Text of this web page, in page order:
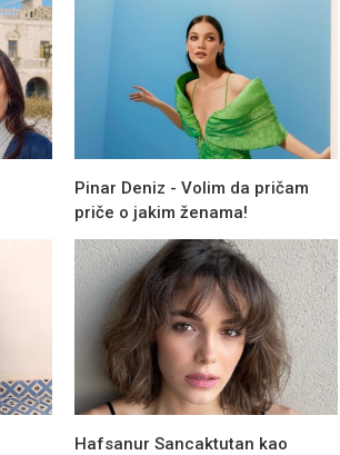
Pinar Deniz - Volim da pričam
priče o jakim ženama!
Hafsanur Sancaktutan kao